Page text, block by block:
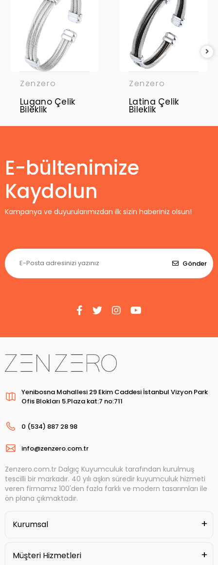
Zenzero
Lugano Çelik
Bileklik
Zenzero
Latina Çelik
Bileklik
E-bültenimize
Kaydolun
Kampanya ve duyurularımızdan ilk sizin haberiniz olsun!
Gönder
Yenibosna Mahallesi 29 Ekim Caddesi İstanbul Vizyon Park
Ofis Blokları 5.Plaza kat:7 no:711
0 (534) 887 28 98
info@zenzero.com.tr
Zenzero.com.tr Dalgıç Kuyumculuk tarafından kurulmuş
tescilli bir markadır. 40 yılı aşkın süredir kuyumculuk hizmeti
veren firmamız 100'den fazla farklı ve modern tasarımları ile
ön plana çıkmaktadır.
Kurumsal
Müşteri Hizmetleri